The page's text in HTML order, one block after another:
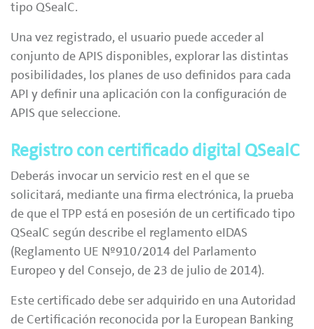
tipo QSealC.
Una vez registrado, el usuario puede acceder al
conjunto de APIS disponibles, explorar las distintas
posibilidades, los planes de uso definidos para cada
API y definir una aplicación con la configuración de
APIS que seleccione.
Registro con certificado digital QSealC
Deberás invocar un servicio rest en el que se
solicitará, mediante una firma electrónica, la prueba
de que el TPP está en posesión de un certificado tipo
QSealC según describe el reglamento eIDAS
(Reglamento UE Nº910/2014 del Parlamento
Europeo y del Consejo, de 23 de julio de 2014).
Este certificado debe ser adquirido en una Autoridad
de Certificación reconocida por la European Banking